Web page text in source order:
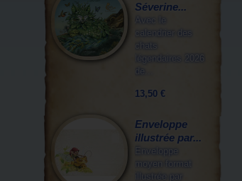
Séverine...
Avec le
calendrier des
chats
légendaires 2026
de...
13,50 €
Enveloppe
illustrée par...
Enveloppe
moyen format
illustrée par